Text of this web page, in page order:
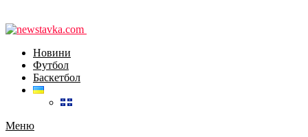
Новини
Футбол
Баскетбол
Меню